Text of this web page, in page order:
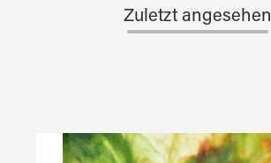
Zuletzt angesehen
Produktgalerie überspringen